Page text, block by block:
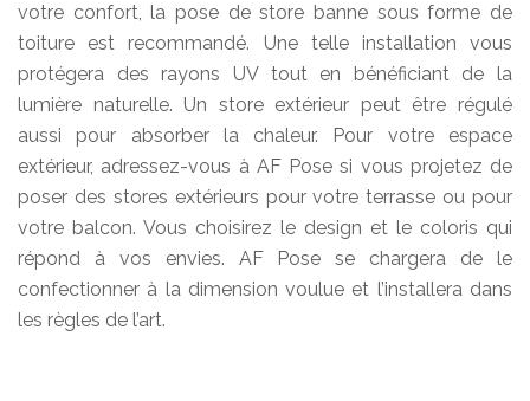
votre confort, la pose de store banne sous forme de
toiture est recommandé. Une telle installation vous
protégera des rayons UV tout en bénéficiant de la
lumière naturelle. Un store extérieur peut être régulé
aussi pour absorber la chaleur. Pour votre espace
extérieur, adressez-vous à AF Pose si vous projetez de
poser des stores extérieurs pour votre terrasse ou pour
votre balcon. Vous choisirez le design et le coloris qui
répond à vos envies. AF Pose se chargera de le
confectionner à la dimension voulue et l’installera dans
les règles de l’art.